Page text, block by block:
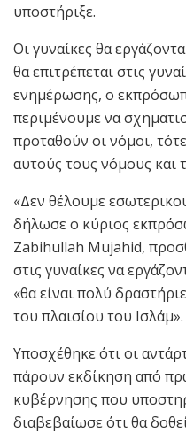
υποστήριξε.
Οι γυναίκες θα
θα επιτρέπεται στις
ενημέρωσης, ο
περιμένουμε να
προταθούν οι νόμοι,
αυτούς τους νόμους και
«Δεν θέλουμε
δήλωσε ο κύριος
Zabihullah Mujahid,
στις γυναίκες να
«θα είναι πολύ
του πλαισίου του Ισλάμ».
Υποσχέθηκε ότι οι
πάρουν εκδίκηση από
κυβέρνησης που
διαβεβαίωσε ότι θα